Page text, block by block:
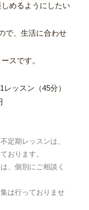
めるようにしたい
で、生活に合わせ
スです。
ッスン（45分）
定期レッスンは、
おります。
、個別にご相談く
は行っておりませ